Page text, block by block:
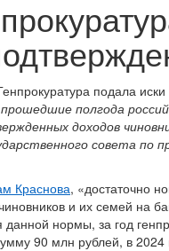
полгода
доходов
совета по
Краснова, «достаточно
и их семей на
данной нормы, за год
90 млн рублей, в 2024